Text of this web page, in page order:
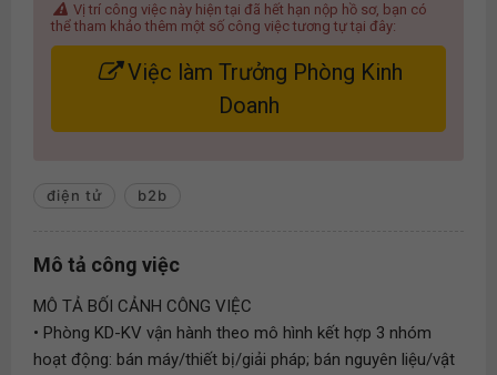
Vị trí công việc này hiện tại đã hết hạn nộp hồ sơ, bạn có
thể tham khảo thêm một số công việc tương tự tại đây:
Việc làm Trưởng Phòng Kinh
Doanh
điện tử b2b
Mô tả công việc
MÔ TẢ BỐI CẢNH CÔNG VIỆC
• Phòng KD-KV vận hành theo mô hình kết hợp 3 nhóm
hoạt động: bán máy/thiết bị/giải pháp; bán nguyên liệu/vật